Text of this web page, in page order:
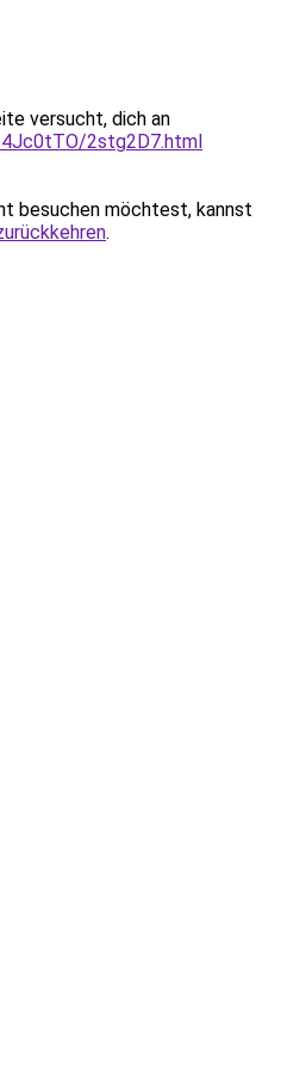
versucht, dich an
2stg2D7.html
besuchen möchtest, kannst
.